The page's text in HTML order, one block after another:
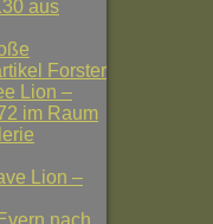
aus
Forster
Lion –
im Raum
Lion –
nach